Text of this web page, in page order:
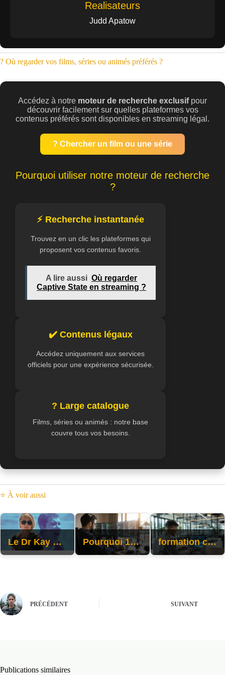
Realisateurs
Judd Apatow
? Où regarder vos films, séries ou animés préférés ?
Accédez à notre moteur de recherche exclusifpour
découvrir facilement sur quelles plateformes vos
contenus préférés sont disponibles en streaming légal.
? Chercher un film ou une série
Pourquoi utiliser notre moteur de recherche
?
⚡ Recherche instantanée
Trouvez en un clic les plateformes qui
proposent vos contenus favoris.
A lire aussi Où regarder
Captive State en streaming ?
✔️ Contenus légaux
Accédez uniquement aux services
officiels pour une expérience sécurisée.
? Large catalogue
Films, séries ou animés : notre base
couvre tous vos besoins.
⭐ À voir aussi
Le Dr Kay de Linda Hamilton est présenté pour la première fois dans la bande-annonce de « Stranger Things 5 » de Netflix Pourquoi 127.0.0.1:49342 change la donne pour vos tests locaux formation cybersécurité nexa : boostez votre carrière digitale
PRÉCÉDENT SUIVANT
Publications similaires